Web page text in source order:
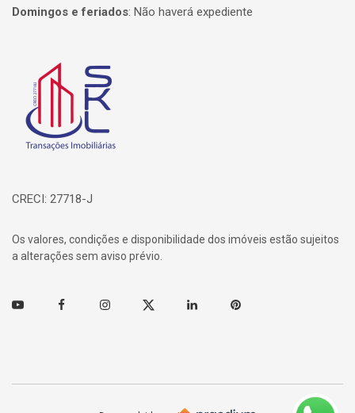
Domingos e feriados: Não haverá expediente
Página inicial
CRECI: 27718-J
Os valores, condições e disponibilidade dos imóveis estão sujeitos
a alterações sem aviso prévio.
Youtube FacebookInstagramTwitter Linkedin Pinterest